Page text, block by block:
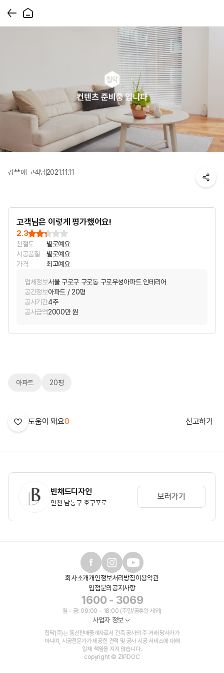
강**애 고객님 2021.11.11
고객님은 이렇게 평가했어요!
2.3
친절도
별로예요
시공품질
별로예요
가격
최고예요
업체정보서울 구로구 구로동 구로우성아파트 인테리어
공간정보아파트 / 20평
공사기간4주
공사금액2000만 원
아파트 20평
도움이 돼요0 신고하기
빈채드디자인
인천 남동구 호구포로
보러가기
회사소개개인정보처리방침이용약관
입점문의 공지사항
1600 - 3069
월 - 금: 09:00 - 18:00 (주말/공휴일 제외)
사업자 정보
집닥(주)는 통신판매중개자로서 건축 공사의 주 거래 당사자가
아니며, 시공전문가가 제공한 견적 및 공사 시공 서비스에 대해
일체 책임을 지지 않습니다.
copyright © ZIPDOC